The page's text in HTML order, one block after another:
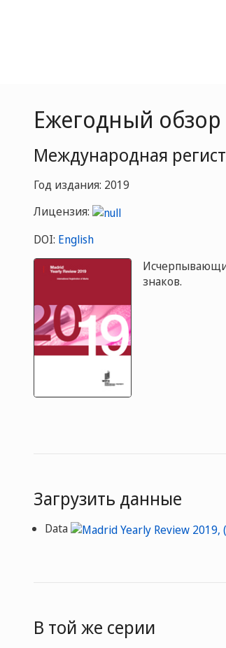
Ежегодный
Международная
Год издания: 2019
Лицензия:
DOI: English
знаков.
Загрузить данные
Data
В той же серии